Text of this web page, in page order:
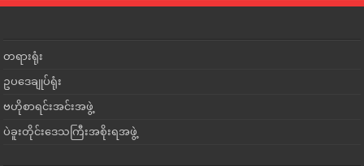
တရားရုံး
ဥပဒေချုပ်ရုံး
ဗဟိုစာရင်းအင်းအဖွဲ့
ပဲခူးတိုင်းဒေသကြီးအစိုးရအဖွဲ့